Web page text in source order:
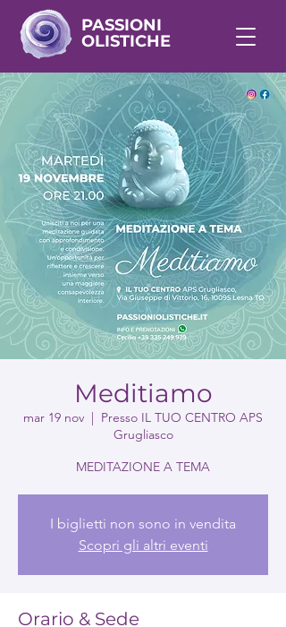
PASSIONI
OLISTICHE
Meditiamo
mar 19 nov
  |
Presso IL TUO CENTRO APS
Grugliasco
I biglietti non sono in vendita
Scopri gli altri eventi
Orario & Sede